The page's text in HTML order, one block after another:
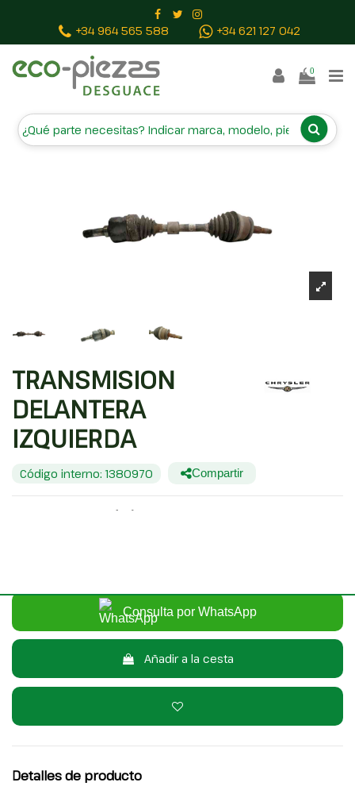
+34 964 565 588 +34 621 127 042
0
TRANSMISION DELANTERA
IZQUIERDA
TRANSMISION
DELANTERA
IZQUIERDA
Código interno: 1380970 Compartir
CHRYSLER VOYAGER (GS) 2.5 TD
Consulta por WhatsApp
Añadir a la cesta
Detalles de producto